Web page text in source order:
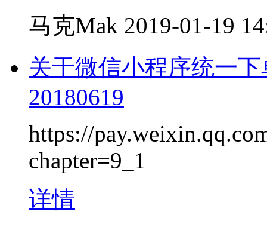
马克Mak 2019-01-19
关于微信小程序统一
20180619
https://
chapter=9_1
详情